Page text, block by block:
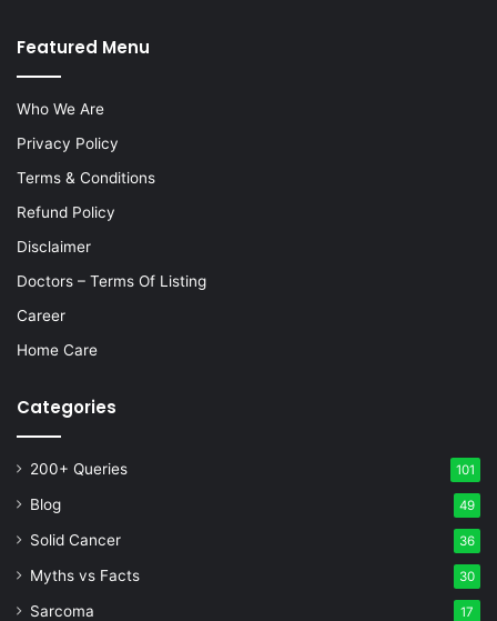
Featured Menu
Who We Are
Privacy Policy
Terms & Conditions
Refund Policy
Disclaimer
Doctors – Terms Of Listing
Career
Home Care
Categories
200+ Queries 101
Blog 49
Solid Cancer 36
Myths vs Facts 30
Sarcoma 17